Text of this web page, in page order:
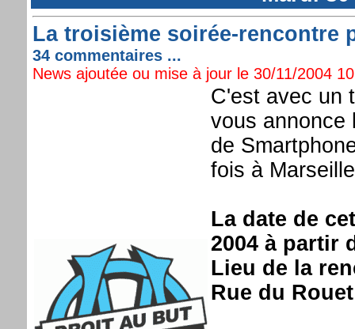
La troisième soirée-rencontre
34 commentaires ...
News ajoutée ou mise à jour le 30/11/2004
C'est avec un
vous annonce
de
fois à
La date de
2004 à partir
Lieu de la
Rue du